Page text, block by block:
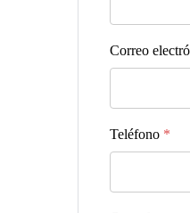
Correo
Teléfono *